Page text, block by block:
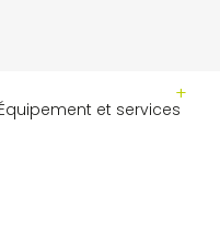
Équipement et services